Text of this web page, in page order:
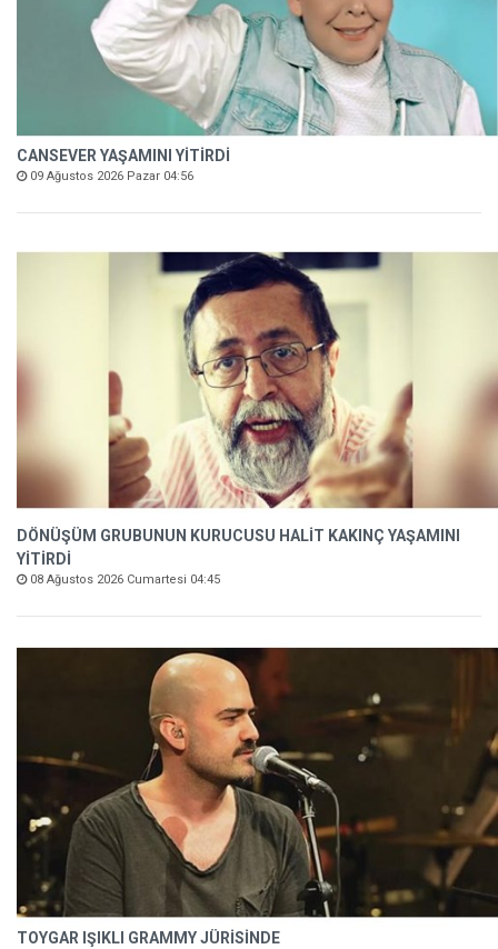
CANSEVER YAŞAMINI YİTİRDİ
09 Ağustos 2026 Pazar 04:56
DÖNÜŞÜM GRUBUNUN KURUCUSU HALİT KAKINÇ YAŞAMINI
YİTİRDİ
08 Ağustos 2026 Cumartesi 04:45
TOYGAR IŞIKLI GRAMMY JÜRİSİNDE